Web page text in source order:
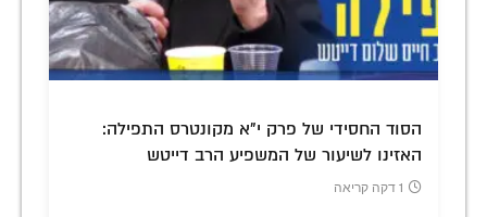
הסוד החסידי של פרק י"א מקונטרס התפילה:
האזינו לשיעור של המשפיע הרב דייטש
1 דקה קריאה